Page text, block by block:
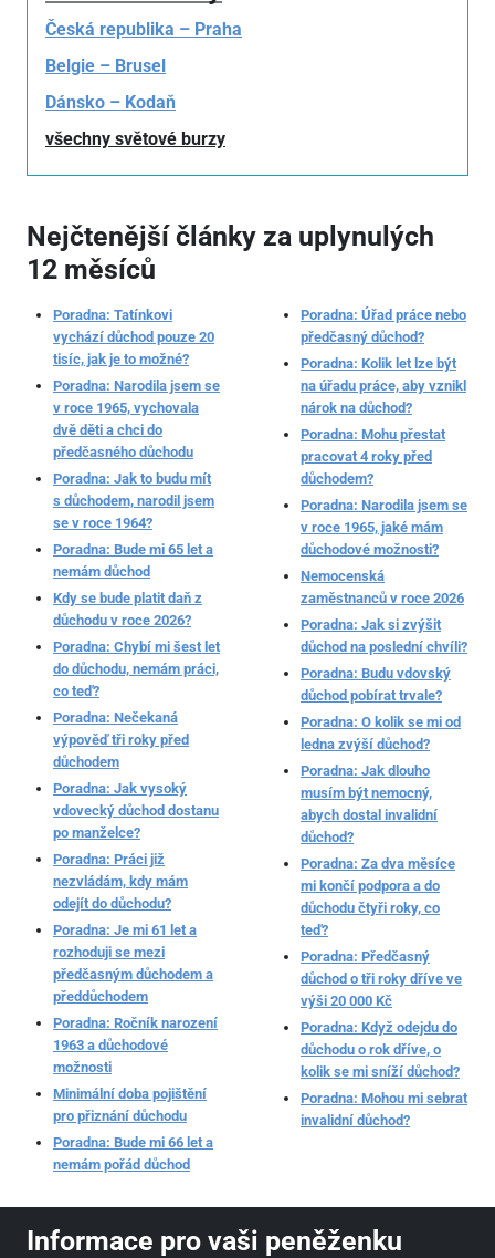
Česká republika – Praha
Belgie – Brusel
Dánsko – Kodaň
všechny světové burzy
Nejčtenější články za uplynulých
12 měsíců
Poradna: Tatínkovi
vychází důchod pouze 20
tisíc, jak je to možné?
Poradna: Narodila jsem se
v roce 1965, vychovala
dvě děti a chci do
předčasného důchodu
Poradna: Jak to budu mít
s důchodem, narodil jsem
se v roce 1964?
Poradna: Bude mi 65 let a
nemám důchod
Kdy se bude platit daň z
důchodu v roce 2026?
Poradna: Chybí mi šest let
do důchodu, nemám práci,
co teď?
Poradna: Nečekaná
výpověď tři roky před
důchodem
Poradna: Jak vysoký
vdovecký důchod dostanu
po manželce?
Poradna: Práci již
nezvládám, kdy mám
odejít do důchodu?
Poradna: Je mi 61 let a
rozhoduji se mezi
předčasným důchodem a
předdůchodem
Poradna: Ročník narození
1963 a důchodové
možnosti
Minimální doba pojištění
pro přiznání důchodu
Poradna: Bude mi 66 let a
nemám pořád důchod
Poradna: Úřad práce nebo
předčasný důchod?
Poradna: Kolik let lze být
na úřadu práce, aby vznikl
nárok na důchod?
Poradna: Mohu přestat
pracovat 4 roky před
důchodem?
Poradna: Narodila jsem se
v roce 1965, jaké mám
důchodové možnosti?
Nemocenská
zaměstnanců v roce 2026
Poradna: Jak si zvýšit
důchod na poslední chvíli?
Poradna: Budu vdovský
důchod pobírat trvale?
Poradna: O kolik se mi od
ledna zvýší důchod?
Poradna: Jak dlouho
musím být nemocný,
abych dostal invalidní
důchod?
Poradna: Za dva měsíce
mi končí podpora a do
důchodu čtyři roky, co
teď?
Poradna: Předčasný
důchod o tři roky dříve ve
výši 20 000 Kč
Poradna: Když odejdu do
důchodu o rok dříve, o
kolik se mi sníží důchod?
Poradna: Mohou mi sebrat
invalidní důchod?
Informace pro vaši peněženku